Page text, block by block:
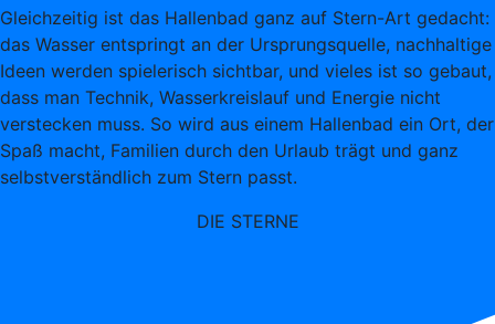
Gleichzeitig ist das Hallenbad ganz auf Stern-Art gedacht:
das Wasser entspringt an der Ursprungsquelle, nachhaltige
Ideen werden spielerisch sichtbar, und vieles ist so gebaut,
dass man Technik, Wasserkreislauf und Energie nicht
verstecken muss. So wird aus einem Hallenbad ein Ort, der
Spaß macht, Familien durch den Urlaub trägt und ganz
selbstverständlich zum Stern passt.
DIE STERNE